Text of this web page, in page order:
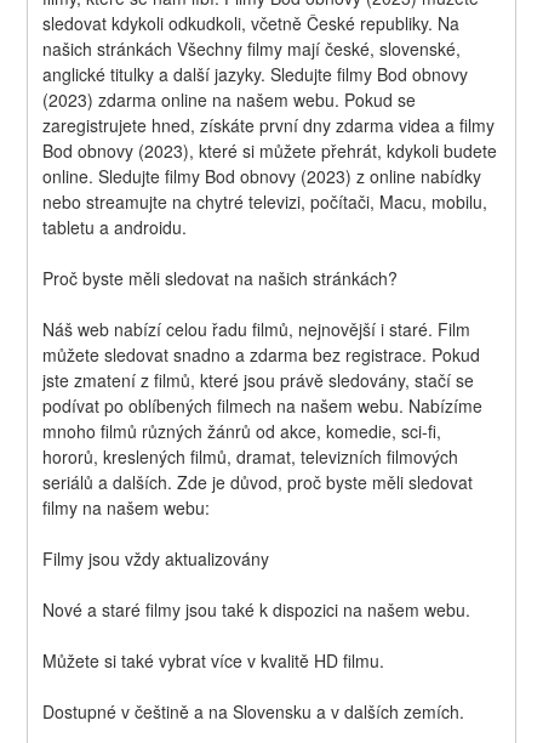
sledovat kdykoli odkudkoli, včetně České republiky. Na
našich stránkách Všechny filmy mají české, slovenské,
anglické titulky a další jazyky. Sledujte filmy Bod obnovy
(2023) zdarma online na našem webu. Pokud se
zaregistrujete hned, získáte první dny zdarma videa a filmy
Bod obnovy (2023), které si můžete přehrát, kdykoli budete
online. Sledujte filmy Bod obnovy (2023) z online nabídky
nebo streamujte na chytré televizi, počítači, Macu, mobilu,
tabletu a androidu.
Proč byste měli sledovat na našich stránkách?
Náš web nabízí celou řadu filmů, nejnovější i staré. Film
můžete sledovat snadno a zdarma bez registrace. Pokud
jste zmatení z filmů, které jsou právě sledovány, stačí se
podívat po oblíbených filmech na našem webu. Nabízíme
mnoho filmů různých žánrů od akce, komedie, sci-fi,
hororů, kreslených filmů, dramat, televizních filmových
seriálů a dalších. Zde je důvod, proč byste měli sledovat
filmy na našem webu:
Filmy jsou vždy aktualizovány
Nové a staré filmy jsou také k dispozici na našem webu.
Můžete si také vybrat více v kvalitě HD filmu.
Dostupné v češtině a na Slovensku a v dalších zemích.